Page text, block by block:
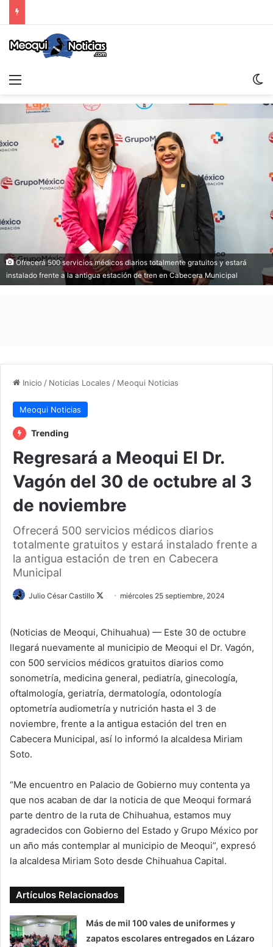
Ofrecerá 500 servicios médicos diarios totalmente gratuitos y estará
instalado frente a la antigua estación de tren en Cabecera Municipal
Inicio / Noticias Locales / Meoqui Noticias
Meoqui Noticias
Trending
Regresará a Meoqui El Dr.
Vagón del 30 de octubre al 3
de noviembre
Ofrecerá 500 servicios médicos diarios
totalmente gratuitos y estará instalado frente a
la antigua estación de tren en Cabecera
Municipal
Julio César Castillo
w
o
n
X
miércoles 25 septiembre, 2024
(Noticias de Meoqui, Chihuahua) — Este 30 de octubre
llegará nuevamente al municipio de Meoqui el Dr. Vagón,
con 500 servicios médicos gratuitos diarios como
sonometría, medicina general, pediatría, ginecología,
oftalmología, geriatría, dermatología, odontología
optometría audiometría y nutrición hasta el 3 de
noviembre, frente a la antigua estación del tren en
Cabecera Municipal, así lo informó la alcaldesa Miriam
Soto.
“Me encuentro en Palacio de Gobierno muy contenta ya
que nos acaban de dar la noticia de que Meoqui formará
parte dentro de la ruta de Chihuahua, estamos muy
agradecidos con Gobierno del Estado y Grupo México por
un año más contemplar al municipio de Meoqui”, expresó
la alcaldesa Miriam Soto desde Chihuahua Capital.
Artículos Relacionados
Más de mil 100 vales de uniformes y
zapatos escolares entregados en Lázaro